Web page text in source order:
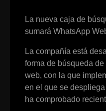
La nueva caja de
sumará WhatsApp
La compañía está
forma de búsqueda
web, con la que
en el que se
ha comprobado